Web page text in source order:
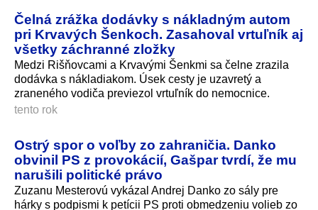
Čelná zrážka dodávky s nákladným autom
pri Krvavých Šenkoch. Zasahoval vrtuľník aj
všetky záchranné zložky
Medzi Rišňovcami a Krvavými Šenkmi sa čelne zrazila
dodávka s nákladiakom. Úsek cesty je uzavretý a
zraneného vodiča previezol vrtuľník do nemocnice.
tento rok
Ostrý spor o voľby zo zahraničia. Danko
obvinil PS z provokácií, Gašpar tvrdí, že mu
narušili politické právo
Zuzanu Mesterovú vykázal Andrej Danko zo sály pre
hárky s podpismi k petícii PS proti obmedzeniu volieb zo